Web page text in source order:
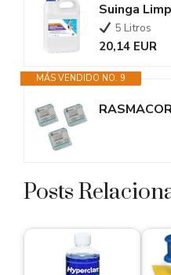
5 Litros
20,14 EUR
MÁS VENDIDO NO. 9
Posts